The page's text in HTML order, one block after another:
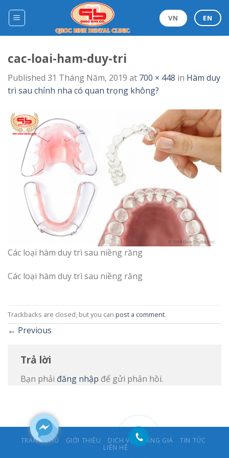
VN EN
cac-loai-ham-duy-tri
Published 31 Tháng Năm, 2019 at 700 × 448 in Hàm duy
trì sau chỉnh nha có quan trọng không?
Các loại hàm duy trì sau niềng răng
Các loại hàm duy trì sau niềng răng
Trackbacks are closed, but you can post a comment.
← Previous
Trả lời
Bạn phải đăng nhập để gửi phản hồi.
TRANG CHỦ GIỚI THIỆU DỊCH VỤ BẢNG GIÁ
TIN TỨC
LIÊN HỆ